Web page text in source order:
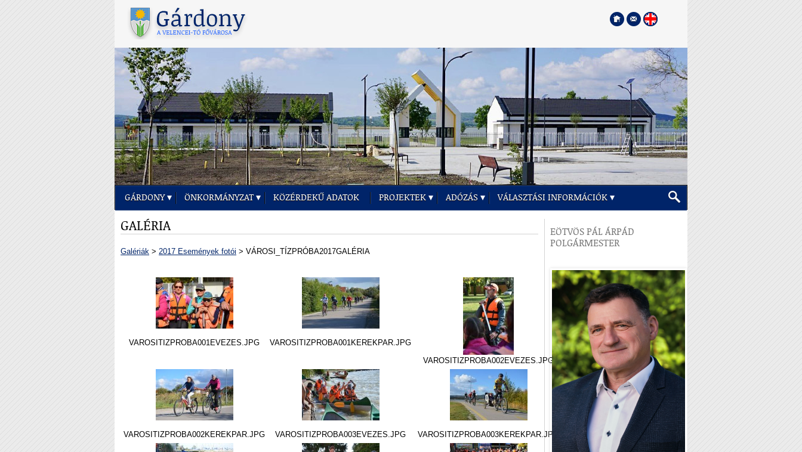
GÁRDONY ÖNKORMÁNYZAT KÖZÉRDEKŰ ADATOK PROJEKTEK ADÓZÁS VÁLASZTÁSI INFORMÁCIÓK
GALÉRIA
Galériák > 2017 Események fotói > VÁROSI_TÍZPRÓBA2017GALÉRIA
VAROSITIZPROBA001EVEZES.JPG
VAROSITIZPROBA001KEREKPAR.JPG
VAROSITIZPROBA002EVEZES.JPG
VAROSITIZPROBA002KEREKPAR.JPG VAROSITIZPROBA003EVEZES.JPG VAROSITIZPROBA003KEREKPAR.JPG
EÖTVÖS PÁL ÁRPÁD
POLGÁRMESTER